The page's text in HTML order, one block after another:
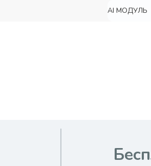
AI МОДУЛЬ